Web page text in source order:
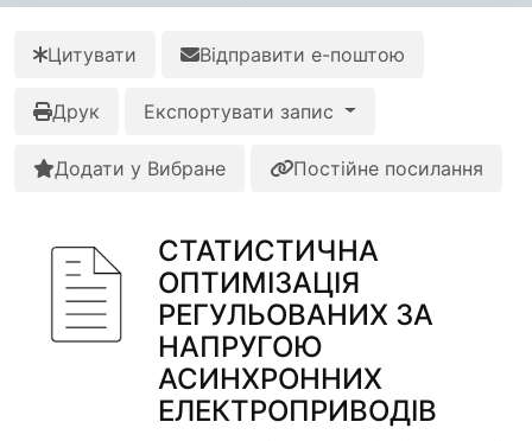
Цитувати Відправити е-поштою
Друк Експортувати запис
Додати у Вибране Постійне посилання
СТАТИСТИЧНА
ОПТИМІЗАЦІЯ
РЕГУЛЬОВАНИХ ЗА
НАПРУГОЮ
АСИНХРОННИХ
ЕЛЕКТРОПРИВОДІВ